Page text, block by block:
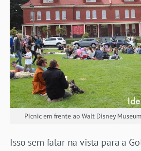
Picnic em frente ao Walt Disney
Isso sem falar na vista para a